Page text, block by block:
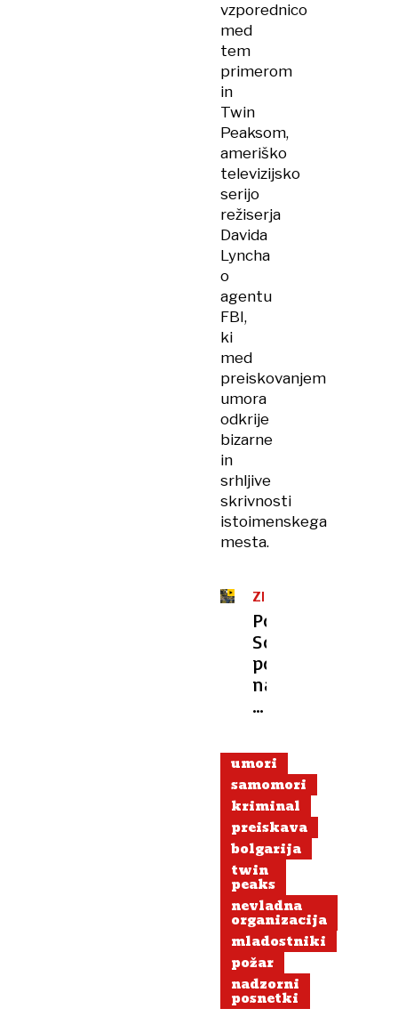
vzporednico
med
tem
primerom
in
Twin
Peaksom,
ameriško
televizijsko
serijo
režiserja
Davida
Lyncha
o
agentu
FBI,
ki
med
preiskovanjem
umora
odkrije
bizarne
in
srhljive
skrivnosti
istoimenskega
mesta.
ZDA
Pogrešana:
So
policisti
našli
ugrabitelja
znane
televizijske
voditeljice?
umori
samomori
kriminal
preiskava
bolgarija
twin
peaks
nevladna
organizacija
mladostniki
požar
nadzorni
posnetki